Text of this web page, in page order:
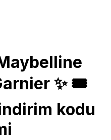
✨ 🎟️
kodu